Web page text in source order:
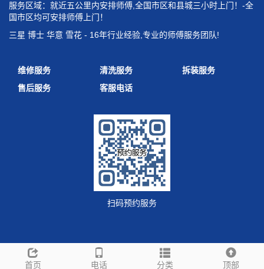
首页 电话 分类 顶部
服务区域：就近五公里内安排师傅,全国市区和县城三小时上门！-全
国市区均可安排师傅上门！
三星 博士 华意 雪花 - 16年行业经验,专业的师傅服务团队!
维修服务 清洗服务
拆装服务
售后服务
客服电话
扫码预约服务